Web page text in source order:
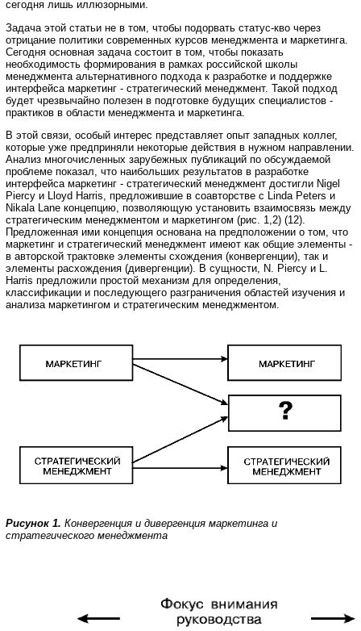
сегодня лишь иллюзорными.
Задача этой статьи не в том, чтобы подорвать статус-кво через
отрицание политики современных курсов менеджмента и маркетинга.
Сегодня основная задача состоит в том, чтобы показать
необходимость формирования в рамках российской школы
менеджмента альтернативного подхода к разработке и поддержке
интерфейса маркетинг - стратегический менеджмент. Такой подход
будет чрезвычайно полезен в подготовке будущих специалистов -
практиков в области менеджмента и маркетинга.
В этой связи, особый интерес представляет опыт западных коллег,
которые уже предприняли некоторые действия в нужном направлении.
Анализ многочисленных зарубежных публикаций по обсуждаемой
проблеме показал, что наибольших результатов в разработке
интерфейса маркетинг - стратегический менеджмент достигли Nigel
Piercy и Lloyd Harris, предложившие в соавторстве с Linda Peters и
Nikala Lane концепцию, позволяющую установить взаимосвязь между
стратегическим менеджментом и маркетингом (рис. 1,2) (12).
Предложенная ими концепция основана на предположении о том, что
маркетинг и стратегический менеджмент имеют как общие элементы -
в авторской трактовке элементы схождения (конвергенции), так и
элементы расхождения (дивергенции). В сущности, N. Piercy и L.
Harris предложили простой механизм для определения,
классификации и последующего разграничения областей изучения и
анализа маркетингом и стратегическим менеджментом.
Рисунок 1. Конвергенция и дивергенция маркетинга и
стратегического менеджмента